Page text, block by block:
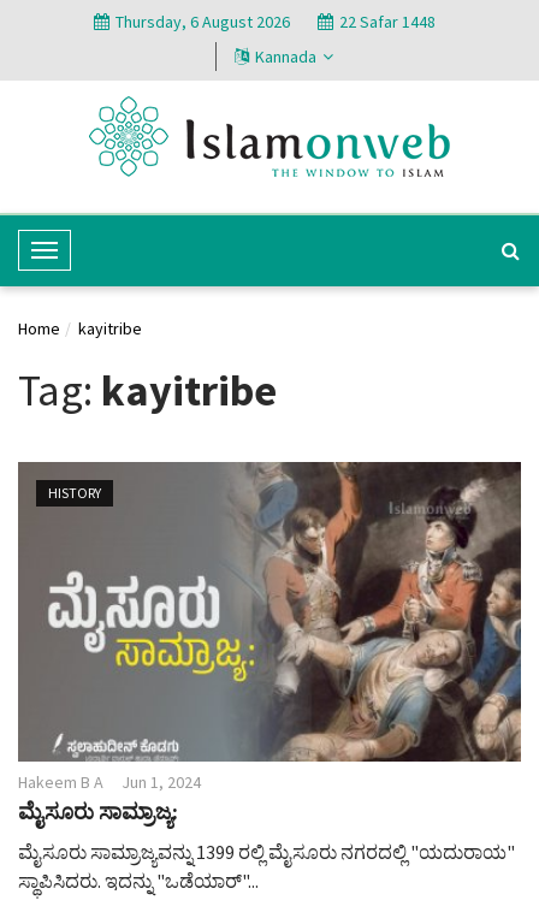
Thursday, 6 August 2026
22 Safar 1448
Kannada
T
o
g
e
a
v
t
Home kayitribe
Tag: kayitribe
HISTORY
Hakeem B A Jun 1, 2024
ಮೈಸೂರು ಸಾಮ್ರಾಜ್ಯ:
ಮೈಸೂರು ಸಾಮ್ರಾಜ್ಯವನ್ನು 1399 ರಲ್ಲಿ ಮೈಸೂರು ನಗರದಲ್ಲಿ "ಯದುರಾಯ"
ಸ್ಥಾಪಿಸಿದರು. ಇದನ್ನು "ಒಡೆಯಾರ್"...